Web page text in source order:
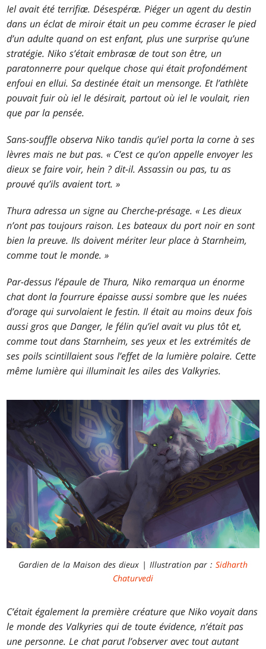
Iel avait été terrifiæ. Désespéræ. Piéger un agent du destin
dans un éclat de miroir était un peu comme écraser le pied
d’un adulte quand on est enfant, plus une surprise qu’une
stratégie. Niko s’était embrasæ de tout son être, un
paratonnerre pour quelque chose qui était profondément
enfoui en ellui. Sa destinée était un mensonge. Et l’athlète
pouvait fuir où iel le désirait, partout où iel le voulait, rien
que par la pensée.
Sans-souffle observa Niko tandis qu’iel porta la corne à ses
lèvres mais ne but pas. « C’est ce qu’on appelle envoyer les
dieux se faire voir, hein ? dit-il. Assassin ou pas, tu as
prouvé qu’ils avaient tort. »
Thura adressa un signe au Cherche-présage. « Les dieux
n’ont pas toujours raison. Les bateaux du port noir en sont
bien la preuve. Ils doivent mériter leur place à Starnheim,
comme tout le monde. »
Par-dessus l’épaule de Thura, Niko remarqua un énorme
chat dont la fourrure épaisse aussi sombre que les nuées
d’orage qui survolaient le festin. Il était au moins deux fois
aussi gros que Danger, le félin qu’iel avait vu plus tôt et,
comme tout dans Starnheim, ses yeux et les extrémités de
ses poils scintillaient sous l’effet de la lumière polaire. Cette
même lumière qui illuminait les ailes des Valkyries.
Gardien de la Maison des dieux | Illustration par : Sidharth
Chaturvedi
C’était également la première créature que Niko voyait dans
le monde des Valkyries qui de toute évidence, n’était pas
une personne. Le chat parut l’observer avec tout autant